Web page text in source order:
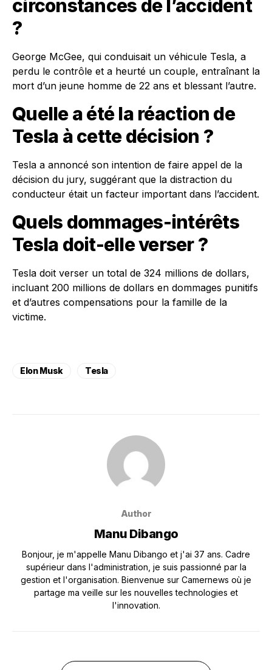
circonstances de l’accident
?
George McGee, qui conduisait un véhicule Tesla, a
perdu le contrôle et a heurté un couple, entraînant la
mort d’un jeune homme de 22 ans et blessant l’autre.
Quelle a été la réaction de
Tesla à cette décision ?
Tesla a annoncé son intention de faire appel de la
décision du jury, suggérant que la distraction du
conducteur était un facteur important dans l’accident.
Quels dommages-intérêts
Tesla doit-elle verser ?
Tesla doit verser un total de 324 millions de dollars,
incluant 200 millions de dollars en dommages punitifs
et d’autres compensations pour la famille de la
victime.
Elon Musk Tesla
Author
Manu Dibango
Bonjour, je m'appelle Manu Dibango et j'ai 37 ans. Cadre
supérieur dans l'administration, je suis passionné par la
gestion et l'organisation. Bienvenue sur Camernews où je
partage ma veille sur les nouvelles technologies et
l'innovation.